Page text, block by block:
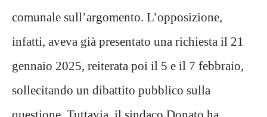
comunale sull’argomento. L’opposizione,
infatti, aveva già presentato una richiesta il 21
gennaio 2025, reiterata poi il 5 e il 7 febbraio,
sollecitando un dibattito pubblico sulla
questione. Tuttavia, il sindaco Donato ha